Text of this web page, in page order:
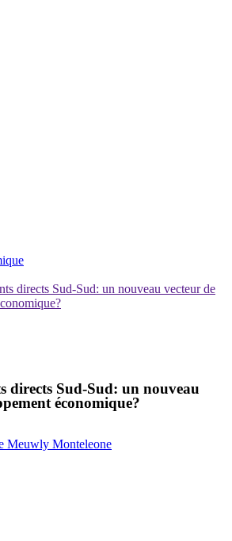
directs Sud-Sud: un nouveau vecteur de
directs Sud-Sud: un nouveau
économique?
Meuwly Monteleone